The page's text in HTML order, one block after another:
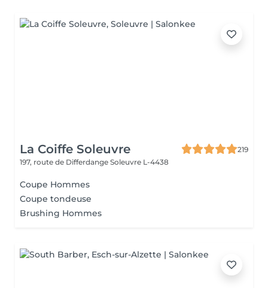
La Coiffe Soleuvre
219
197, route de Differdange Soleuvre L-4438
Coupe Hommes
Coupe tondeuse
Brushing Hommes